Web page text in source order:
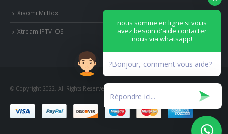
Xiaomi Mi Box
Xtream IPTV iOS
© Copyright 2022. All Rights Reserved.
nous somme en ligne si vous
avez besoin d'aide contacter
nous via whatsapp!
?Bonjour, comment vous aide?